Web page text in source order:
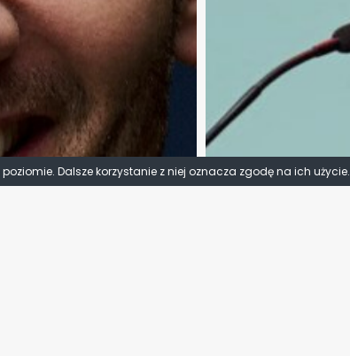
Dalsze korzystanie z niej oznacza zgodę na ich użycie.